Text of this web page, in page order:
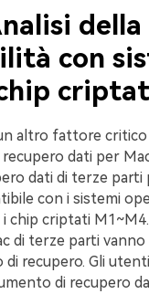
della
con
altro fattore critico
dati per
dati di terze parti
con i sistemi
i chip criptati
di terze parti vanno
di recupero. Gli
di recupero